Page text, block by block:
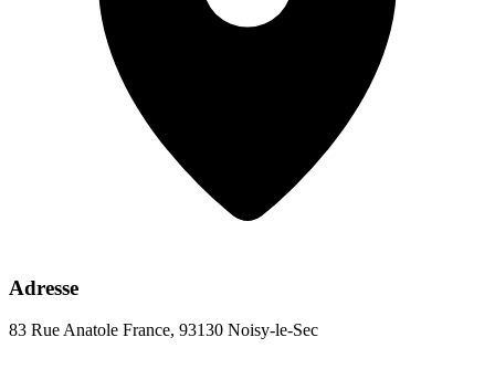
Adresse
83 Rue Anatole France, 93130 Noisy-le-Sec